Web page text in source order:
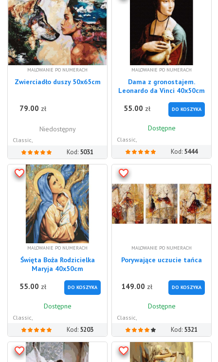
MALOWANIE PO NUMERACH
Zwierciadło duszy 50x65cm
79.00 zł
Niedostępny
Classic,
Kod: 5031
MALOWANIE PO NUMERACH
Dama z gronostajem.
Leonardo da Vinci 40x50cm
55.00 zł DO KOSZYKA
Dostępne
Classic,
Kod: 5444
MALOWANIE PO NUMERACH
Święta Boża Rodzicielka
Maryja 40x50cm
55.00 zł DO KOSZYKA
Dostępne
Classic,
Kod: 5203
MALOWANIE PO NUMERACH
Porywające uczucie tańca
149.00 zł DO KOSZYKA
Dostępne
Classic,
Kod: 5321